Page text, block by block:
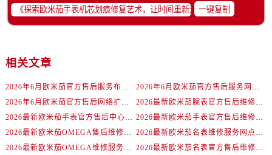
山西省太原市迎泽区迎泽街道解放路15号亨得利名表维修授权店3楼欧米茄售后服务中心（需提前预约）
天津市和平区赤峰道136号天津国际金融中心26层2603室欧米茄售后服务中心（需提前预约）
安徽省安庆市迎江区人民路欧米茄售后服务中心（需提前预约）
安徽省蚌埠市蚌山区淮河路欧米茄售后服务中心（需提前预约）
一键复制
相关文章
2026年6月欧米茄官方售后服务布局调整完整版（含搬迁与新增）
2026年6月欧米茄官方售后服务网络更新补充最终版（迁址+新店）
2026年6月欧米茄官方售后网络扩容及迁址综合通知
2026最新欧米茄腕表官方售后维修中心网点地址调研报告
2026最新欧米茄手表官方售后中心地址调研报告
2026最新欧米茄手表官方售后维修中心地址考察报告
2026最新欧米茄OMEGA售后维修服务点地址实地探访报告
2026最新欧米茄名表维修服务网点地址实地探访报告
2026最新欧米茄OMEGA维修服务中心地址调研报告
2026最新欧米茄名表官方售后维修服务中心网点地址调研报告